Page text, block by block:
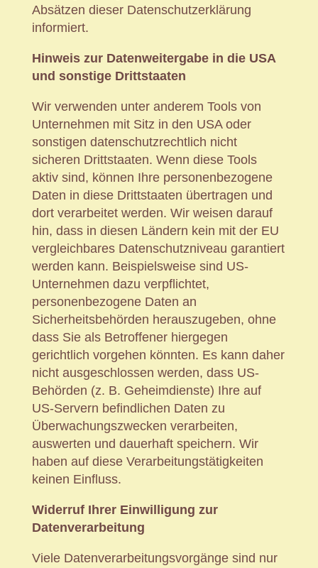
Absätzen dieser Datenschutzerklärung
informiert.
Hinweis zur Datenweitergabe in die USA
und sonstige Drittstaaten
Wir verwenden unter anderem Tools von
Unternehmen mit Sitz in den USA oder
sonstigen datenschutzrechtlich nicht
sicheren Drittstaaten. Wenn diese Tools
aktiv sind, können Ihre personenbezogene
Daten in diese Drittstaaten übertragen und
dort verarbeitet werden. Wir weisen darauf
hin, dass in diesen Ländern kein mit der EU
vergleichbares Datenschutzniveau garantiert
werden kann. Beispielsweise sind US-
Unternehmen dazu verpflichtet,
personenbezogene Daten an
Sicherheitsbehörden herauszugeben, ohne
dass Sie als Betroffener hiergegen
gerichtlich vorgehen könnten. Es kann daher
nicht ausgeschlossen werden, dass US-
Behörden (z. B. Geheimdienste) Ihre auf
US-Servern befindlichen Daten zu
Überwachungszwecken verarbeiten,
auswerten und dauerhaft speichern. Wir
haben auf diese Verarbeitungstätigkeiten
keinen Einfluss.
Widerruf Ihrer Einwilligung zur
Datenverarbeitung
Viele Datenverarbeitungsvorgänge sind nur